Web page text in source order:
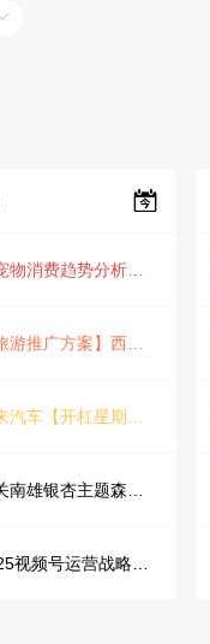
【宠物消费趋势分析方案】2025年宠物市场消费报告（创意风/橙色风/数据驱动）
【旅游推广方案】西安城市旅游介绍PPT（古风/文化/历史）
蔚来汽车【开杠星期三】栏目brief
韶关南雄银杏主题森林公园总体设计概念规划方案
2025视频号运营战略：数据驱动增长全景指南